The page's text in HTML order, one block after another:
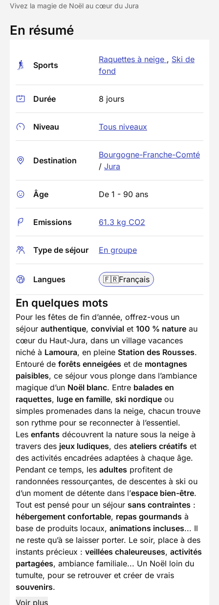
Vivez la magie de Noël au cœur du Jura
En résumé
Sports
Raquettes à neige , Ski de
fond
Durée 8 jours
Niveau Tous niveaux
Destination
Bourgogne-Franche-Comté
/ Jura
Âge De 1 - 90 ans
Emissions 61.3 kg CO2
Type de séjour En groupe
Langues 🇫🇷Français
En quelques mots
Pour les fêtes de fin d’année, offrez-vous un
séjour authentique, convivial et 100 % nature au
cœur du Haut-Jura, dans un village vacances
niché à Lamoura, en pleine Station des Rousses.
Entouré de forêts enneigées et de montagnes
paisibles, ce séjour vous plonge dans l’ambiance
magique d’un Noël blanc. Entre balades en
raquettes, luge en famille, ski nordique ou
simples promenades dans la neige, chacun trouve
son rythme pour se reconnecter à l’essentiel.
Les enfants découvrent la nature sous la neige à
travers des jeux ludiques, des ateliers créatifs et
des activités encadrées adaptées à chaque âge.
Pendant ce temps, les adultes profitent de
randonnées ressourçantes, de descentes à ski ou
d’un moment de détente dans l’espace bien-être.
Tout est pensé pour un séjour sans contraintes :
hébergement confortable, repas gourmands à
base de produits locaux, animations incluses... Il
ne reste qu’à se laisser porter. Le soir, place à des
instants précieux : veillées chaleureuses, activités
partagées, ambiance familiale... Un Noël loin du
tumulte, pour se retrouver et créer de vrais
souvenirs.
Voir plus